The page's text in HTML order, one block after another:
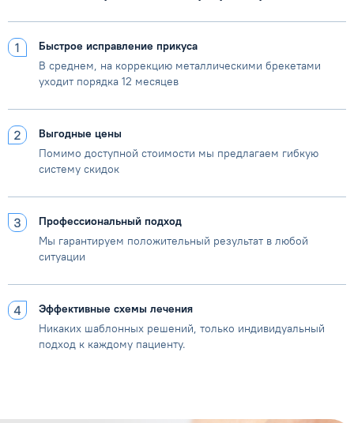
Быстрое исправление прикуса
В среднем, на коррекцию металлическими брекетами
уходит порядка 12 месяцев
Выгодные цены
Помимо доступной стоимости мы предлагаем гибкую
систему скидок
Профессиональный подход
Мы гарантируем положительный результат в любой
ситуации
Эффективные схемы лечения
Никаких шаблонных решений, только индивидуальный
подход к каждому пациенту.